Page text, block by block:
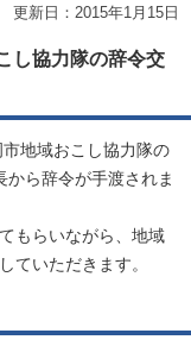
更新日：2015年1月15日
し協力隊の辞令交
地域おこし協力隊の
ら辞令が手渡されま
もらいながら、地域
ていただきます。